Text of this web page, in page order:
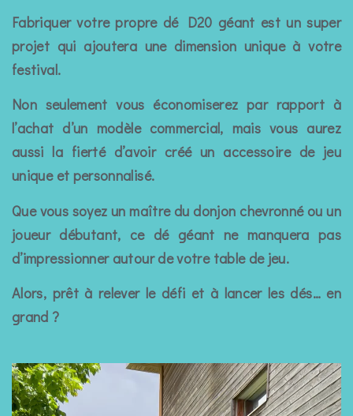
Fabriquer votre propre dé D20 géant est un super
projet qui ajoutera une dimension unique à votre
festival.
Non seulement vous économiserez par rapport à
l’achat d’un modèle commercial, mais vous aurez
aussi la fierté d’avoir créé un accessoire de jeu
unique et personnalisé.
Que vous soyez un maître du donjon chevronné ou un
joueur débutant, ce dé géant ne manquera pas
d’impressionner autour de votre table de jeu.
Alors, prêt à relever le défi et à lancer les dés… en
grand ?